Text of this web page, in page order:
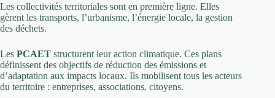
Les collectivités territoriales sont en première ligne. Elles
gèrent les transports, l’urbanisme, l’énergie locale, la gestion
des déchets.
Les PCAET structurent leur action climatique. Ces plans
définissent des objectifs de réduction des émissions et
d’adaptation aux impacts locaux. Ils mobilisent tous les acteurs
du territoire : entreprises, associations, citoyens.